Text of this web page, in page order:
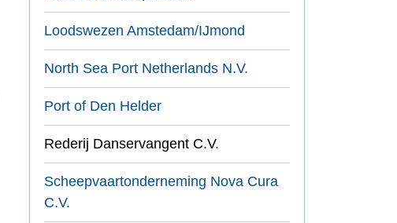
Loodswezen Amstedam/IJmond
North Sea Port Netherlands N.V.
Port of Den Helder
Rederij Danservangent C.V.
Scheepvaartonderneming Nova Cura
C.V.